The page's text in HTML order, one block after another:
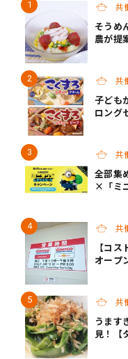
共
そうめ
農が提
選
共
子ども
ロング
が新発
共
全部集
×「ミ
共
【コ
オープ
共
うます
見！【